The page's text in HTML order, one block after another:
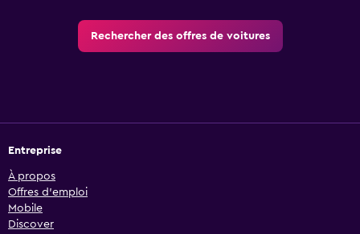
Rechercher des offres de voitures
Entreprise
À propos
Offres d’emploi
Mobile
Discover